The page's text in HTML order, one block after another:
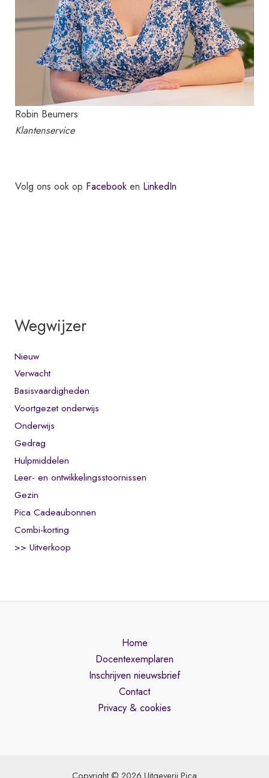
Robin Beumers
Klantenservice
Volg ons ook op Facebook en LinkedIn
Wegwijzer
Nieuw
Verwacht
Basisvaardigheden
Voortgezet onderwijs
Onderwijs
Gedrag
Hulpmiddelen
Leer- en ontwikkelingsstoornissen
Gezin
Pica Cadeaubonnen
Combi-korting
>> Uitverkoop
Home
Docentexemplaren
Inschrijven nieuwsbrief
Contact
Privacy & cookies
Copyright © 2026 Uitgeverij Pica